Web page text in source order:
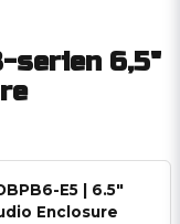
serien 6,5"
E5 | 6.5"
Enclosure